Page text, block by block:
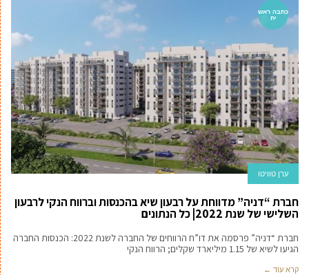
כתבה ראש
ית
ערן טוויטו
חברת “דניה” מדווחת על רבעון שיא בהכנסות וברווח הנקי לרבעון
השלישי של שנת 2022| כל הנתונים
חברת “דניה” פרסמה את דו”ח הרווחים של החברה לשנת 2022: הכנסות החברה
הגיעו לשיא של 1.15 מיליארד שקלים; הרווח הנקי
קרא עוד ←